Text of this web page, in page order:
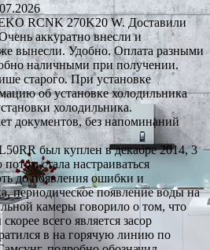
RCNK 270K20 W. Доставили
аккуратно внесли и
вынесли. Удобно. Оплата разными
наличными при получении.
старого. При установке
об установке холодильника
холодильника.
документов, без напоминаний
был куплен в декабре 2014, 3
стала настраиваться
до появления ошибки и
периодическое появление воды на
камеры говорило о том, что
всего является засор
в на горячую линию по